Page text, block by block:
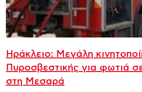
Ηράκλειο: Μεγάλη
Πυροσβεστικής για φωτιά σε
στη Μεσαρά